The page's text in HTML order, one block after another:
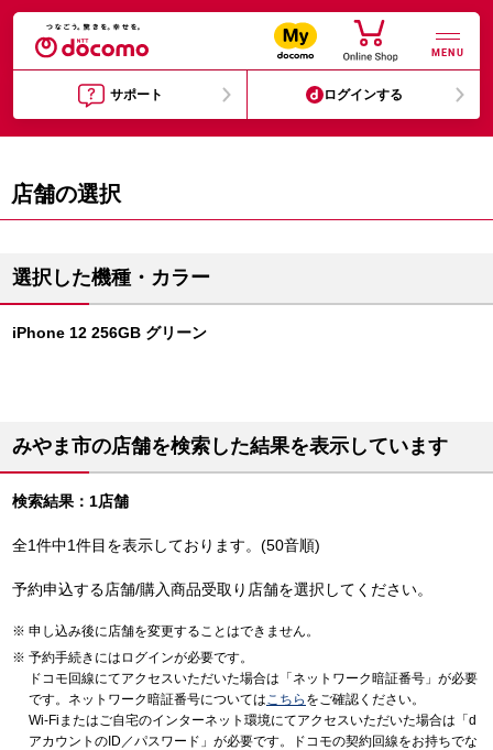
MENU
サポート ログインする
店舗の選択
選択した機種・カラー
iPhone 12 256GB グリーン
みやま市の店舗を検索した結果を表示しています
検索結果：1店舗
全1件中1件目を表示しております。(50音順)
予約申込する店舗/購入商品受取り店舗を選択してください。
申し込み後に店舗を変更することはできません。
予約手続きにはログインが必要です。
ドコモ回線にてアクセスいただいた場合は「ネットワーク暗証番号」が必要
です。ネットワーク暗証番号についてはこちら をご確認ください。
Wi-Fiまたはご自宅のインターネット環境にてアクセスいただいた場合は「d
アカウントのID／パスワード」が必要です。ドコモの契約回線をお持ちでな